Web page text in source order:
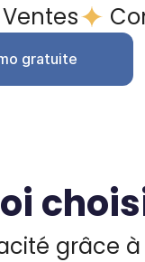
Ventes
gratuite
grâce